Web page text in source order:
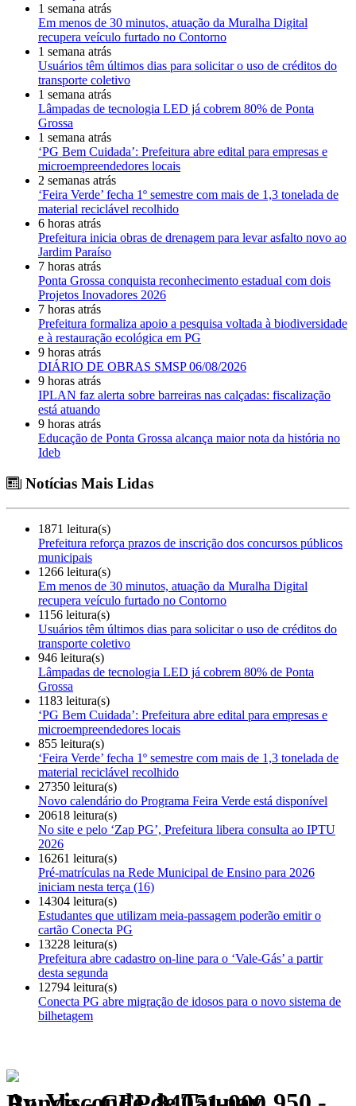
1 semana atrás
Em menos de 30 minutos, atuação da Muralha Digital
recupera veículo furtado no Contorno
1 semana atrás
Usuários têm últimos dias para solicitar o uso de créditos do
transporte coletivo
1 semana atrás
Lâmpadas de tecnologia LED já cobrem 80% de Ponta
Grossa
1 semana atrás
‘PG Bem Cuidada’: Prefeitura abre edital para empresas e
microempreendedores locais
2 semanas atrás
‘Feira Verde’ fecha 1º semestre com mais de 1,3 tonelada de
material reciclável recolhido
6 horas atrás
Prefeitura inicia obras de drenagem para levar asfalto novo ao
Jardim Paraíso
7 horas atrás
Ponta Grossa conquista reconhecimento estadual com dois
Projetos Inovadores 2026
7 horas atrás
Prefeitura formaliza apoio a pesquisa voltada à biodiversidade
e à restauração ecológica em PG
9 horas atrás
DIÁRIO DE OBRAS SMSP 06/08/2026
9 horas atrás
IPLAN faz alerta sobre barreiras nas calçadas: fiscalização
está atuando
9 horas atrás
Educação de Ponta Grossa alcança maior nota da história no
Ideb
Notícias Mais Lidas
1871 leitura(s)
Prefeitura reforça prazos de inscrição dos concursos públicos
municipais
1266 leitura(s)
Em menos de 30 minutos, atuação da Muralha Digital
recupera veículo furtado no Contorno
1156 leitura(s)
Usuários têm últimos dias para solicitar o uso de créditos do
transporte coletivo
946 leitura(s)
Lâmpadas de tecnologia LED já cobrem 80% de Ponta
Grossa
1183 leitura(s)
‘PG Bem Cuidada’: Prefeitura abre edital para empresas e
microempreendedores locais
855 leitura(s)
‘Feira Verde’ fecha 1º semestre com mais de 1,3 tonelada de
material reciclável recolhido
27350 leitura(s)
Novo calendário do Programa Feira Verde está disponível
20618 leitura(s)
No site e pelo ‘Zap PG’, Prefeitura libera consulta ao IPTU
2026
16261 leitura(s)
Pré-matrículas na Rede Municipal de Ensino para 2026
iniciam nesta terça (16)
14304 leitura(s)
Estudantes que utilizam meia-passagem poderão emitir o
cartão Conecta PG
13228 leitura(s)
Prefeitura abre cadastro on-line para o ‘Vale-Gás’ a partir
desta segunda
12794 leitura(s)
Conecta PG abre migração de idosos para o novo sistema de
bilhetagem